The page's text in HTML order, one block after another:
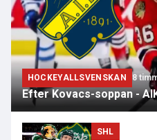
HOCKEYALLSVENSKAN 8
Efter Kovacs-soppan -
SHL